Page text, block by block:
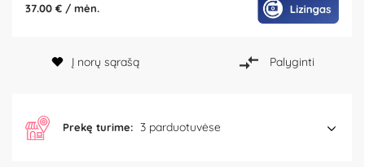
37.00 € / mėn.
Į norų sąrašą Palyginti
Prekę turime: 3 parduotuvėse